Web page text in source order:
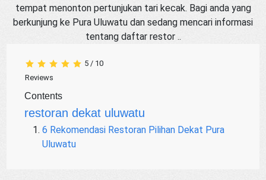
tempat menonton pertunjukan tari kecak. Bagi anda yang
berkunjung ke Pura Uluwatu dan sedang mencari informasi
tentang daftar restor ..
5 / 10
Reviews
Contents
restoran dekat uluwatu
6 Rekomendasi Restoran Pilihan Dekat Pura
Uluwatu